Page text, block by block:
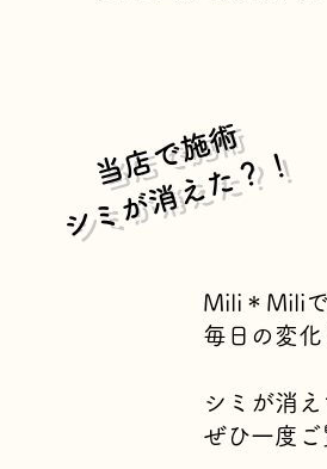
当店で施術
​シミが消えた？！
Mili＊Mili
毎日の変
シミが消
ぜひ一度ご